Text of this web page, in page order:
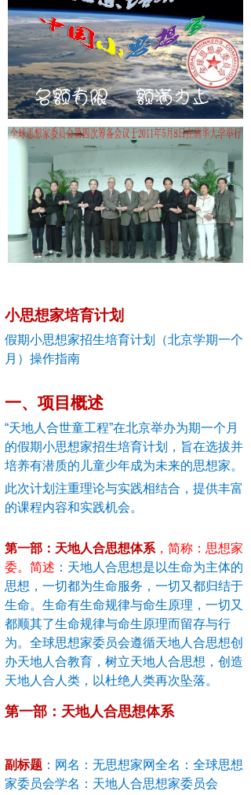
小思想家培育计划
假期小思想家招生培育计划（北京学期一个
月）操作指南
一、项目概述
“天地人合世童工程”在北京举办为期一个月
的假期小思想家招生培育计划，旨在选拔并
培养有潜质的儿童少年成为未来的思想家。
此次计划注重理论与实践相结合，提供丰富
的课程内容和实践机会。
第一部：天地人合思想体系 ，简称：思想家
委。简述 ：天地人合思想是以生命为主体的
思想，一切都为生命服务，一切又都归结于
生命。生命有生命规律与命生原理，一切又
都顺其了生命规律与命生原理而留存与行
为。全球思想家委员会遵循天地人合思想创
办天地人合教育，树立天地人合思想，创造
天地人合人类，以杜绝人类再次坠落。
第一部：天地人合思想体系
副标题 ： 网名：无思想家网全名：全球思想
家委员会学名：天地人合思想家委员会